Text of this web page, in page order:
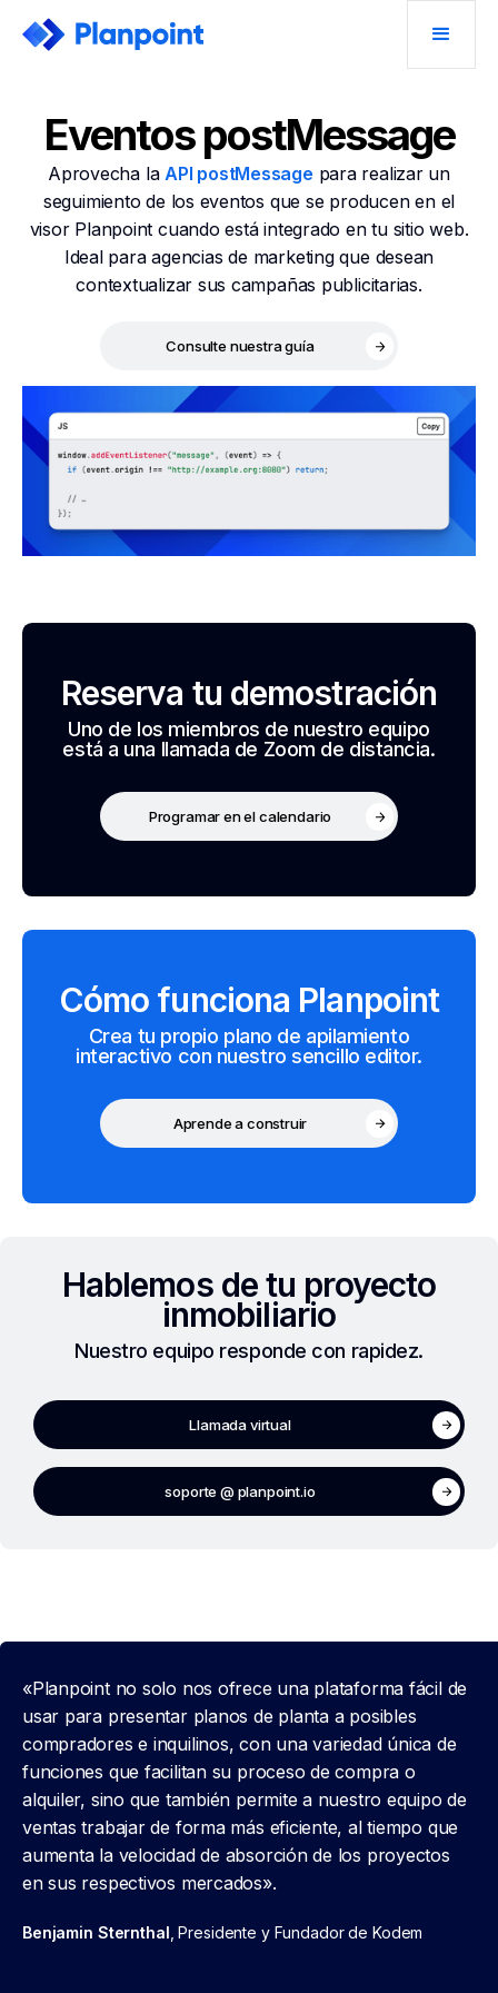
Eventos postMessage
Aprovecha laAPI postMessage para realizar un
seguimiento de los eventos que se producen en el
visor Planpoint cuando está integrado en tu sitio web.
Ideal para agencias de marketing que desean
contextualizar sus campañas publicitarias.
Consulte nuestra guía
Reserva tu demostración
Uno de los miembros de nuestro equipo
está a una llamada de Zoom de distancia.
Programar en el calendario
Cómo funciona Planpoint
Crea tu propio plano de apilamiento
interactivo con nuestro sencillo editor.
Aprende a construir
Hablemos de tu proyecto
inmobiliario
Nuestro equipo responde con rapidez.
Llamada virtual
soporte @ planpoint.io
«Planpoint no solo nos ofrece una plataforma fácil de
usar para presentar planos de planta a posibles
compradores e inquilinos, con una variedad única de
funciones que facilitan su proceso de compra o
alquiler, sino que también permite a nuestro equipo de
ventas trabajar de forma más eficiente, al tiempo que
aumenta la velocidad de absorción de los proyectos
en sus respectivos mercados».
Benjamin Sternthal , Presidente y Fundador de Kodem